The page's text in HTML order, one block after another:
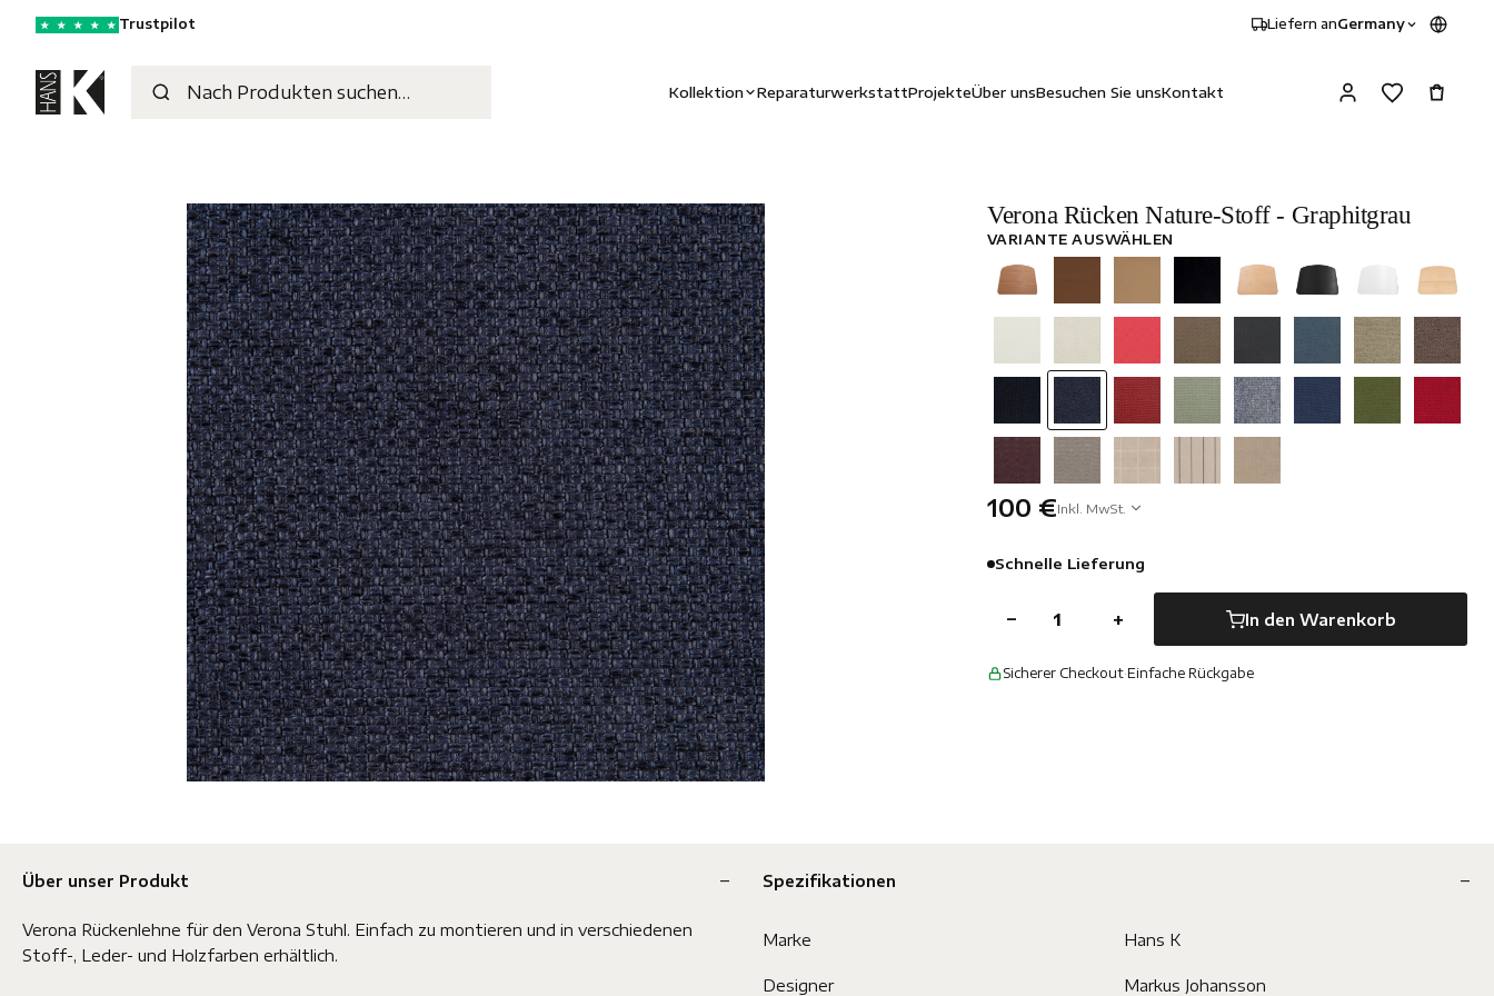
★ ★ ★ ★ ★ Trustpilot Liefern anGermany
Kollektion ReparaturwerkstattProjekteÜber unsBesuchen Sie unsKontakt
Verona Rücken Nature-Stoff - Graphitgrau
VARIANTE AUSWÄHLEN
100 €Inkl. MwSt.
Schnelle Lieferung
− + In den Warenkorb
Sicherer Checkout·Einfache Rückgabe
Über unser Produkt
Verona Rückenlehne für den Verona Stuhl. Einfach zu montieren und in verschiedenen
Stoff-, Leder- und Holzfarben erhältlich.
Spezifikationen
Marke Hans K
Designer Markus Johansson